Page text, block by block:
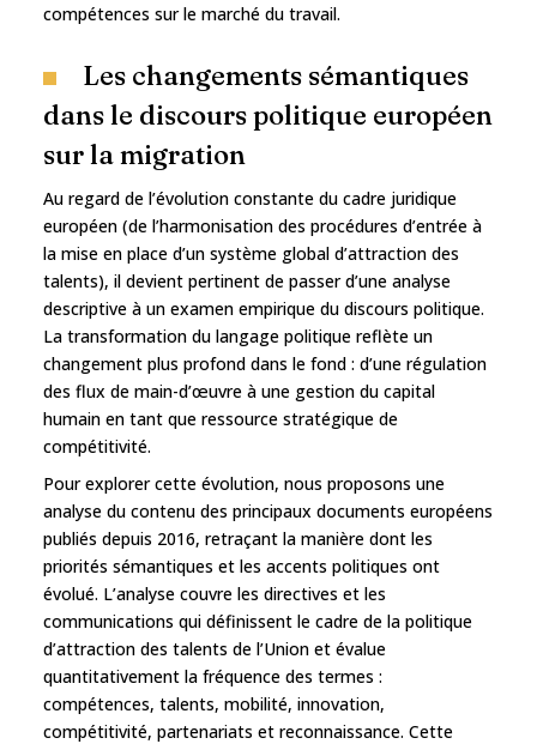
compétences sur le marché du travail.
Les changements sémantiques
dans le discours politique européen
sur la migration
Au regard de l’évolution constante du cadre juridique
européen (de l’harmonisation des procédures d’entrée à
la mise en place d’un système global d’attraction des
talents), il devient pertinent de passer d’une analyse
descriptive à un examen empirique du discours politique.
La transformation du langage politique reflète un
changement plus profond dans le fond : d’une régulation
des flux de main-d’œuvre à une gestion du capital
humain en tant que ressource stratégique de
compétitivité.
Pour explorer cette évolution, nous proposons une
analyse du contenu des principaux documents européens
publiés depuis 2016, retraçant la manière dont les
priorités sémantiques et les accents politiques ont
évolué. L’analyse couvre les directives et les
communications qui définissent le cadre de la politique
d’attraction des talents de l’Union et évalue
quantitativement la fréquence des termes :
compétences, talents, mobilité, innovation,
compétitivité, partenariats et reconnaissance. Cette